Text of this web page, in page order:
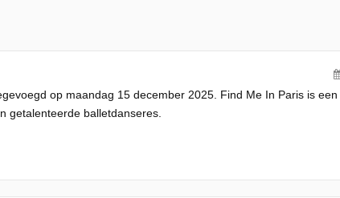
op maandag 15 december 2025. Find Me In Paris is
getalenteerde balletdanseres.